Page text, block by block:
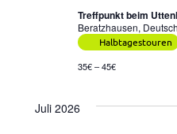
Treffpunkt beim
Beratzhausen,
Halbtagestouren
35€ – 45€
Juli 2026